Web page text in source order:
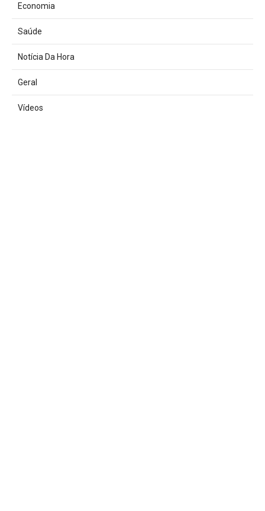
Economia
Saúde
Notícia Da Hora
Geral
Vídeos